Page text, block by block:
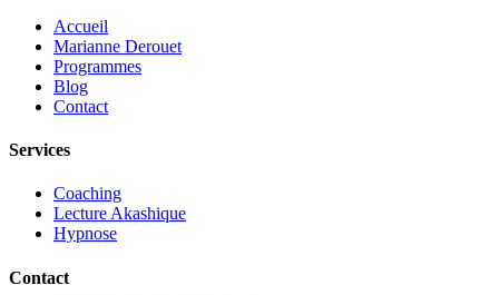
Accueil
Marianne Derouet
Programmes
Blog
Contact
Services
Coaching
Lecture Akashique
Hypnose
Contact